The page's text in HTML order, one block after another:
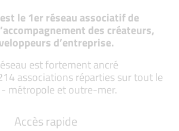
le 1er réseau associatif de
des créateurs,
d’entreprise.
est fortement ancré
associations réparties sur tout le
métropole et outre-mer.
Accès rapide